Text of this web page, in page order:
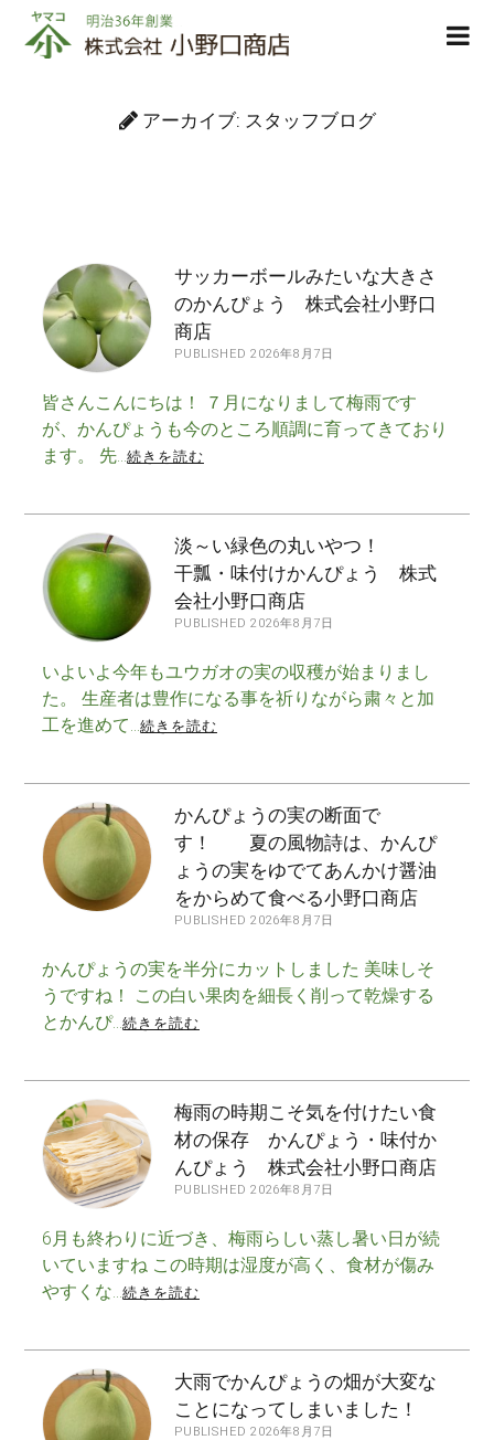
株
式
アーカイブ: スタッフブログ
サッカーボールみたいな大きさ
のかんぴょう 株式会社小野口
商店
PUBLISHED 2026年8月7日
皆さんこんにちは！ ７月になりまして梅雨です
が、かんぴょうも今のところ順調に育ってきており
ます。 先…続きを読む
淡～い緑色の丸いやつ！
干瓢・味付けかんぴょう 株式
会社小野口商店
PUBLISHED 2026年8月7日
いよいよ今年もユウガオの実の収穫が始まりまし
た。 生産者は豊作になる事を祈りながら粛々と加
工を進めて…続きを読む
かんぴょうの実の断面で
す！ 夏の風物詩は、かんぴ
ょうの実をゆでてあんかけ醤油
をからめて食べる小野口商店
PUBLISHED 2026年8月7日
かんぴょうの実を半分にカットしました 美味しそ
うですね！ この白い果肉を細長く削って乾燥する
とかんぴ…続きを読む
梅雨の時期こそ気を付けたい食
材の保存 かんぴょう・味付か
んぴょう 株式会社小野口商店
PUBLISHED 2026年8月7日
6月も終わりに近づき、梅雨らしい蒸し暑い日が続
いていますね この時期は湿度が高く、食材が傷み
やすくな…続きを読む
大雨でかんぴょうの畑が大変な
ことになってしまいました！
PUBLISHED 2026年8月7日